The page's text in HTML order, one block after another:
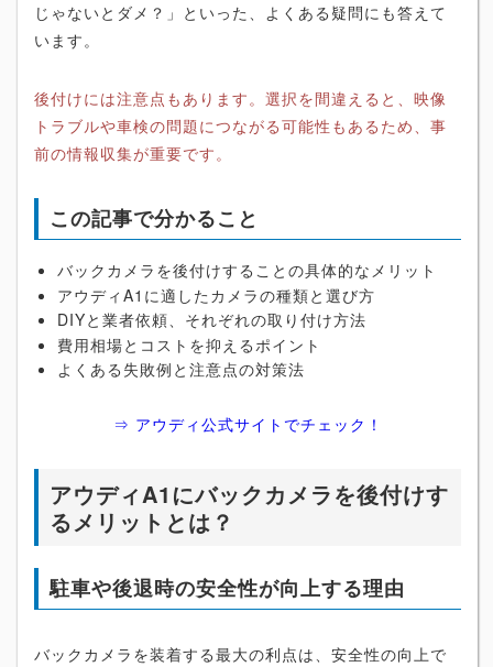
じゃないとダメ？」といった、よくある疑問にも答えて
います。
後付けには注意点もあります。選択を間違えると、映像
トラブルや車検の問題につながる可能性もあるため、事
前の情報収集が重要です。
この記事で分かること
バックカメラを後付けすることの具体的なメリット
アウディA1に適したカメラの種類と選び方
DIYと業者依頼、それぞれの取り付け方法
費用相場とコストを抑えるポイント
よくある失敗例と注意点の対策法
⇒ アウディ公式サイトでチェック！
アウディA1にバックカメラを後付けす
るメリットとは？
駐車や後退時の安全性が向上する理由
バックカメラを装着する最大の利点は、安全性の向上で